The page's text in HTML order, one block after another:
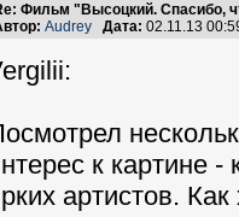
Фильм "Высоцкий. Спасибо,
Audrey Дата: 02.11.13
к картине
артистов. Как